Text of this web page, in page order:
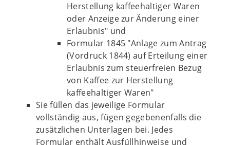
Herstellung kaffeehaltiger Waren
oder Anzeige zur Änderung einer
Erlaubnis" und
Formular 1845 "Anlage zum Antrag
(Vordruck 1844) auf Erteilung einer
Erlaubnis zum steuerfreien Bezug
von Kaffee zur Herstellung
kaffeehaltiger Waren"
Sie füllen das jeweilige Formular
vollständig aus, fügen gegebenenfalls die
zusätzlichen Unterlagen bei. Jedes
Formular enthält Ausfüllhinweise und